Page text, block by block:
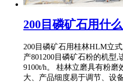
200目磷矿石用什
200目磷矿石用桂林HLM立
产801200目磷矿石粉的机型,
9100t/h。 桂林立磨具有粉
大、产品细度易于调节、设